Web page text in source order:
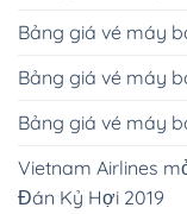
Bảng giá vé máy
Bảng giá vé máy
Bảng giá vé máy
Vietnam Airlines
Đán Kỷ Hợi 2019